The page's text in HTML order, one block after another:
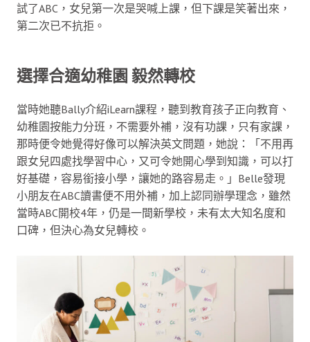
試了ABC，女兒第一次是哭喊上課，但下課是笑著出來，
第二次已不抗拒。
選擇合適幼稚園 毅然轉校
當時她聽Bally介紹iLearn課程，聽到教育孩子正向教育、
幼稚園按能力分班，不需要外補，沒有功課，只有家課，
那時便令她覺得好像可以解決英文問題，她說：「不用再
跟女兒四處找學習中心，又可令她開心學到知識，可以打
好基礎，容易銜接小學，讓她的路容易走。」Belle發現
小朋友在ABC讀書便不用外補，加上認同辦學理念，雖然
當時ABC開校4年，仍是一間新學校，未有太大知名度和
口碑，但決心為女兒轉校。